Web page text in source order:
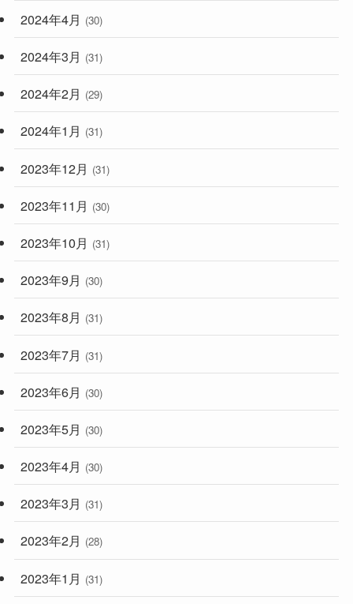
2024年4月 (30)
2024年3月 (31)
2024年2月 (29)
2024年1月 (31)
2023年12月 (31)
2023年11月 (30)
2023年10月 (31)
2023年9月 (30)
2023年8月 (31)
2023年7月 (31)
2023年6月 (30)
2023年5月 (30)
2023年4月 (30)
2023年3月 (31)
2023年2月 (28)
2023年1月 (31)